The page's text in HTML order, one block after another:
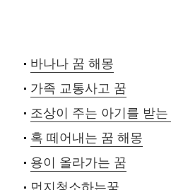
바나나 꿈 해몽
가족 교통사고 꿈
조상이 주는 아기를 받는
혹 떼어내는 꿈 해몽
용이 올라가는 꿈